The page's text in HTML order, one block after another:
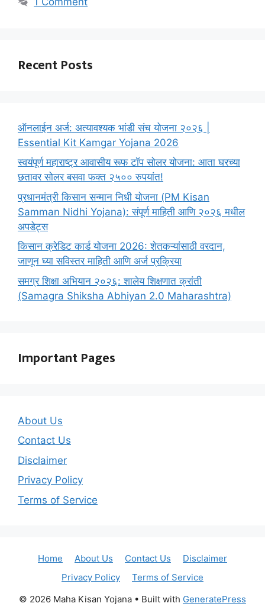
Recent Posts
ऑनलाईन अर्ज: अत्यावश्यक भांडी संच योजना २०२६ |
Essential Kit Kamgar Yojana 2026
स्वयंपूर्ण महाराष्ट्र आवासीय रूफ टॉप सोलर योजना: आता घरच्या
छतावर सोलर बसवा फक्त २५०० रुपयांत!
प्रधानमंत्री किसान सन्मान निधी योजना (PM Kisan
Samman Nidhi Yojana): संपूर्ण माहिती आणि २०२६ मधील
अपडेट्स
किसान क्रेडिट कार्ड योजना 2026: शेतकऱ्यांसाठी वरदान,
जाणून घ्या सविस्तर माहिती आणि अर्ज प्रक्रिया
समग्र शिक्षा अभियान २०२६: शालेय शिक्षणात क्रांती
(Samagra Shiksha Abhiyan 2.0 Maharashtra)
Important Pages
About Us
Contact Us
Disclaimer
Privacy Policy
Terms of Service
Home About Us Contact Us
Disclaimer
Privacy Policy
Terms of Service
© 2026 Maha Kisan Yojana • Built with GeneratePress